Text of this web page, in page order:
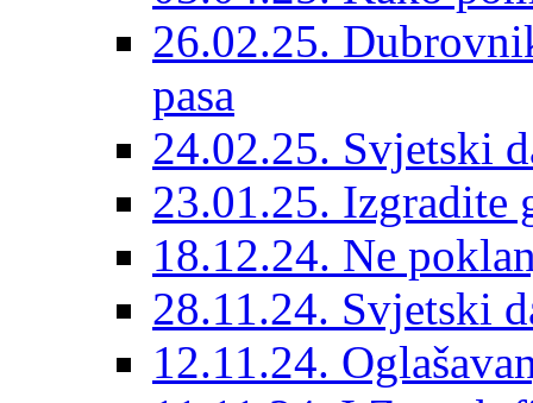
26.02.25.
pasa
24.02.25. Svjetski
23.01.25. Izgradite
18.12.24. Ne
28.11.24. Svjetski
12.11.24.